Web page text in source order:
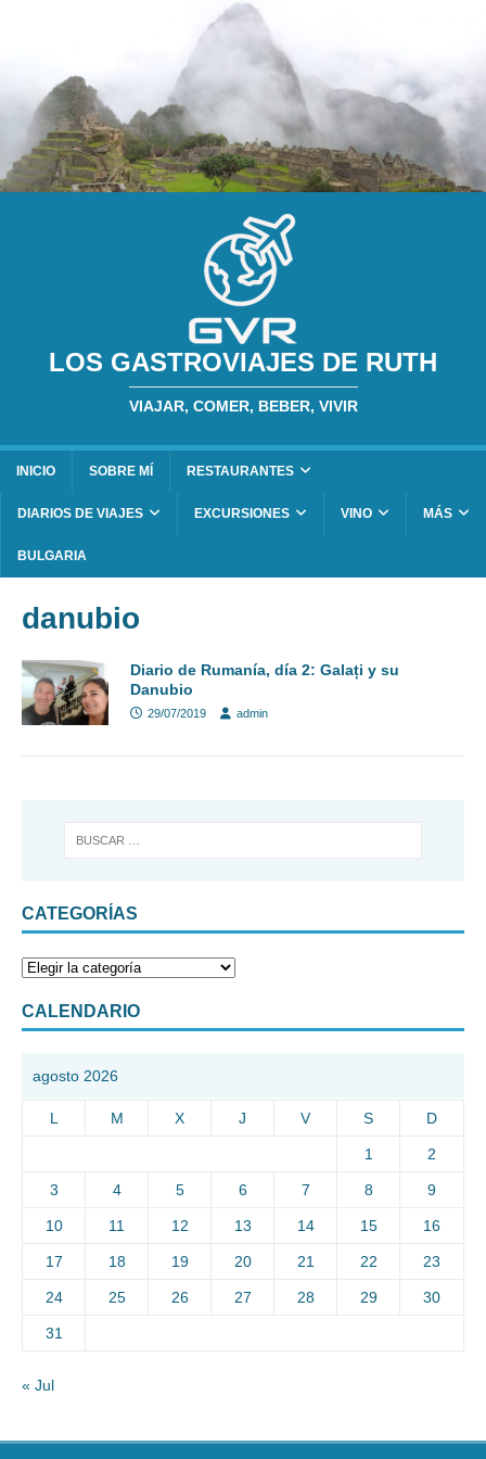
LOS GASTROVIAJES DE RUTH
VIAJAR, COMER, BEBER, VIVIR
INICIO SOBRE MÍ RESTAURANTES
DIARIOS DE VIAJES EXCURSIONES VINO MÁS
BULGARIA
danubio
Diario de Rumanía, día 2: Galați y su
Danubio
29/07/2019 admin
CATEGORÍAS
CALENDARIO
agosto 2026
L M X J V S D
1 2
3 4 5 6 7 8 9
10 11 12 13 14 15 16
17 18 19 20 21 22 23
24 25 26 27 28 29 30
31
« Jul